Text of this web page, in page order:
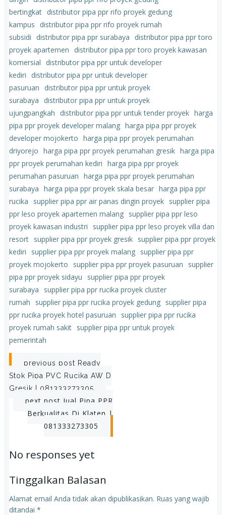
bertingkat distributor pipa ppr rifo proyek gedung
kampus
distributor pipa ppr rifo proyek rumah
subsidi
distributor pipa ppr surabaya
distributor pipa ppr toro
proyek apartemen
distributor pipa ppr toro proyek kawasan
komersial
distributor pipa ppr untuk developer
kediri
distributor pipa ppr untuk developer
pasuruan
distributor pipa ppr untuk proyek
surabaya
distributor pipa ppr untuk proyek
ujungpangkah
distributor pipa ppr untuk tender proyek harga
pipa ppr proyek developer malang harga pipa ppr proyek
developer mojokerto harga pipa ppr proyek perumahan
driyorejo harga pipa ppr proyek perumahan gresik harga pipa
ppr proyek perumahan kediri harga pipa ppr proyek
perumahan pasuruan harga pipa ppr proyek perumahan
surabaya harga pipa ppr proyek skala besar harga pipa ppr
rucika
supplier pipa ppr air panas dingin proyek supplier pipa
ppr leso proyek apartemen malang supplier pipa ppr leso
proyek kawasan industri
supplier pipa ppr leso proyek villa dan
resort supplier pipa ppr proyek gresik supplier pipa ppr proyek
kediri
supplier pipa ppr proyek malang supplier pipa ppr
proyek mojokerto
supplier pipa ppr proyek pasuruan
supplier
pipa ppr proyek sidayu
supplier pipa ppr proyek
surabaya
supplier pipa ppr rucika proyek cluster
rumah
supplier pipa ppr rucika proyek gedung supplier pipa
ppr rucika proyek hotel pasuruan
supplier pipa ppr rucika
proyek rumah sakit supplier pipa ppr untuk proyek
pemerintah
Post
navigation
previous post Ready
Stok Pipa PVC Rucika AW D
Gresik | 081333273305
Post
navigation
next post Jual Pipa PPR
Berkualitas Di Klaten |
081333273305
No responses yet
Tinggalkan Balasan
Alamat email Anda tidak akan dipublikasikan. Ruas yang wajib
ditandai *